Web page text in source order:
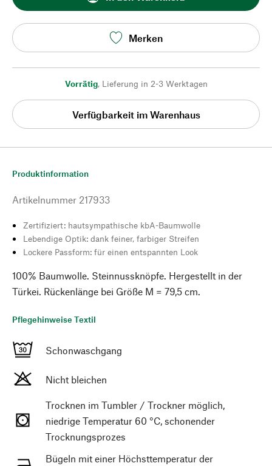
Merken
Vorrätig, Lieferung in 2-3 Werktagen
Verfügbarkeit im Warenhaus
Produktinformation
Artikelnummer 217933
Zertifiziert: hautsympathische kbA-Baumwolle
Lebendige Optik: dank feiner, farbiger Streifen
Lockere Passform: für einen entspannten Look
100% Baumwolle. Steinnussknöpfe. Hergestellt in der
Türkei. Rückenlänge bei Größe M = 79,5 cm.
Pflegehinweise Textil
Schonwaschgang
Nicht bleichen
Trocknen im Tumbler / Trockner möglich,
niedrige Temperatur 60 °C, schonender
Trocknungsprozes
Bügeln mit einer Höchsttemperatur der